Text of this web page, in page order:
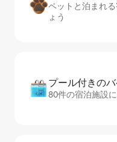
ペットと泊まれ
ょう
プール付きの
80件の宿泊施設